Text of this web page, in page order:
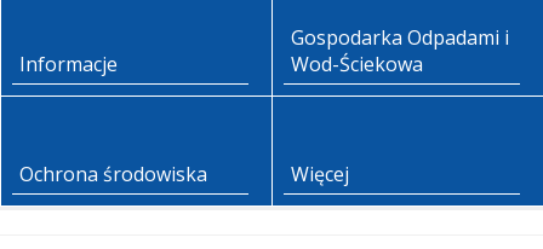
Informacje
Gospodarka Odpadami i
Wod-Ściekowa
Ochrona środowiska Więcej